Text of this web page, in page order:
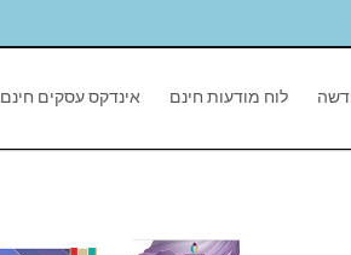
לוח מודעות חינם אינדקס עסקים חינם